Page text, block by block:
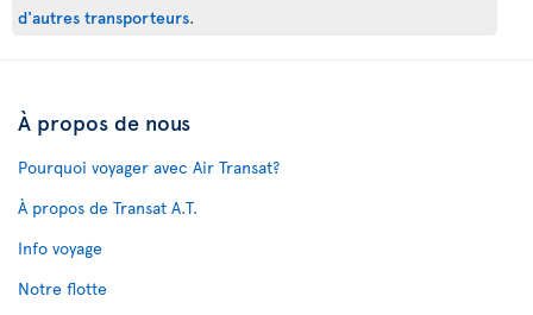
d'autres transporteurs.
À propos de nous
Pourquoi voyager avec Air Transat?
À propos de Transat A.T.
Info voyage
Notre flotte